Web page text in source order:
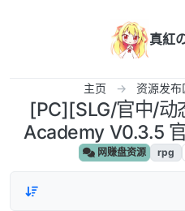
真紅
主页 资源发布
[PC][SLG/官中/
Academy V0.3.5
网赚盘资源 rpg